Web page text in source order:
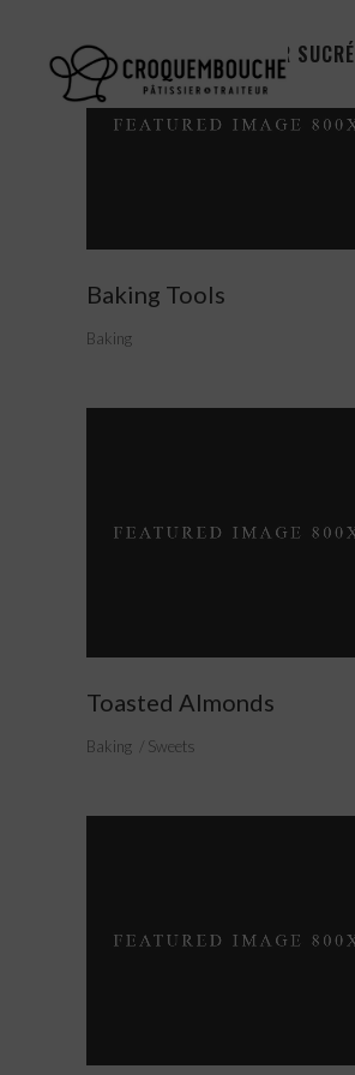
TRAITEUR SUCRÉ
Baking Tools
Baking
Toasted Almonds
Baking Sweets